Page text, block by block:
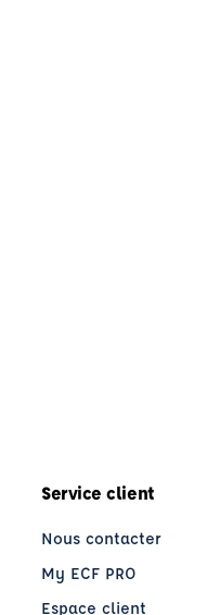
Service client
Nous contacter
My ECF PRO
Espace client